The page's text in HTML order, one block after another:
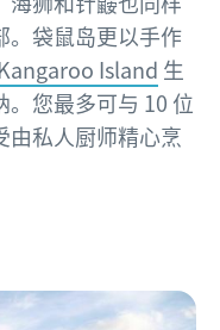
。袋鼠岛更以手作
Island 生
您最多可与 10 位
由私人厨师精心烹